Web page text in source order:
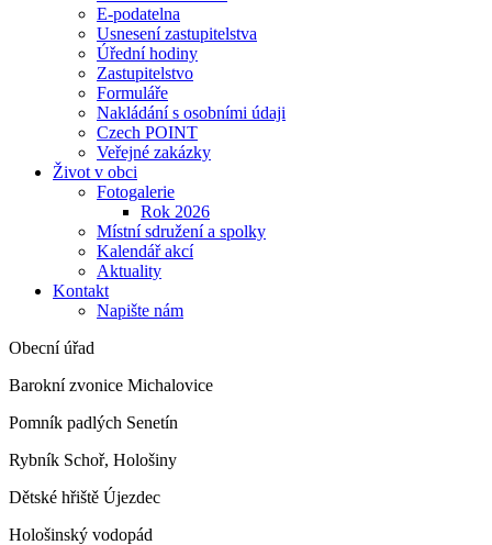
E-podatelna
Usnesení zastupitelstva
Úřední hodiny
Zastupitelstvo
Formuláře
Nakládání s osobními údaji
Czech POINT
Veřejné zakázky
Život v obci
Fotogalerie
Rok 2026
Místní sdružení a spolky
Kalendář akcí
Aktuality
Kontakt
Napište nám
Obecní úřad
Barokní zvonice Michalovice
Pomník padlých Senetín
Rybník Schoř, Hološiny
Dětské hřiště Újezdec
Hološinský vodopád